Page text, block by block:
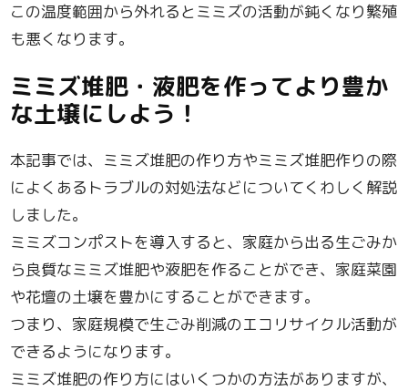
この温度範囲から外れるとミミズの活動が鈍くなり繁殖
も悪くなります。
ミミズ堆肥・液肥を作ってより豊か
な土壌にしよう！
本記事では、ミミズ堆肥の作り方やミミズ堆肥作りの際
によくあるトラブルの対処法などについてくわしく解説
しました。
ミミズコンポストを導入すると、家庭から出る生ごみか
ら良質なミミズ堆肥や液肥を作ることができ、家庭菜園
や花壇の土壌を豊かにすることができます。
つまり、家庭規模で生ごみ削減のエコリサイクル活動が
できるようになります。
ミミズ堆肥の作り方にはいくつかの方法がありますが、